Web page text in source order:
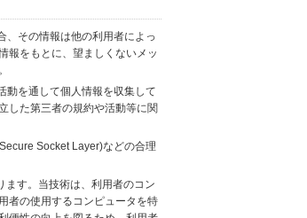
、その情報は他の利用者によっ
報をもとに、望ましくないメッ
動を通して個人情報を収集して
した第三者の規約や活動等に関
Socket Layer)などの合理
す。当技術は、利用者のコン
者の使用するコンピュータを特